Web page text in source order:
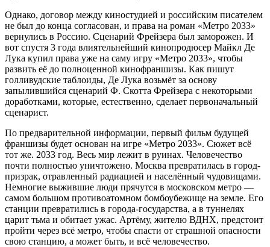
Однако, договор между киностудией и российским писателем
не был до конца согласован, и права на роман «Метро 2033»
вернулись в Россию. Сценарий Фрейзера был заморожен. И
вот спустя 3 года влиятельнейший кинопродюсер Майкл Де
Лука купил права уже на саму игру «Метро 2033», чтобы
развить её до полноценной кинофраншизы. Как пишут
голливудские таблоиды, Де Лука возьмёт за основу
запылившийся сценарий Ф. Скотта Фрейзера с некоторыми
доработками, которые, естественно, сделает первоначальный
сценарист.
По предварительной информации, первый фильм будущей
франшизы будет основан на игре «Метро 2033». Сюжет всё
тот же. 2033 год. Весь мир лежит в руинах. Человечество
почти полностью уничтожено. Москва превратилась в город-
призрак, отравленный радиацией и населённый чудовищами.
Немногие выжившие люди прячутся в московском метро —
самом большом противоатомном бомбоубежище на земле. Его
станции превратились в города-государства, а в туннелях
царит тьма и обитает ужас. Артёму, жителю ВДНХ, предстоит
пройти через всё метро, чтобы спасти от страшной опасности
свою станцию, а может быть, и всё человечество.